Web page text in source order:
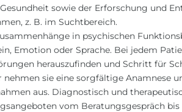
sowie der Erforschung und
z. B. im Suchtbereich.
in psychischen
Emotion oder Sprache. Bei jedem
herauszufinden und Schritt für
sie eine sorgfältige Anamnese
aus. Diagnostisch und
vom Beratungsgespräch bis